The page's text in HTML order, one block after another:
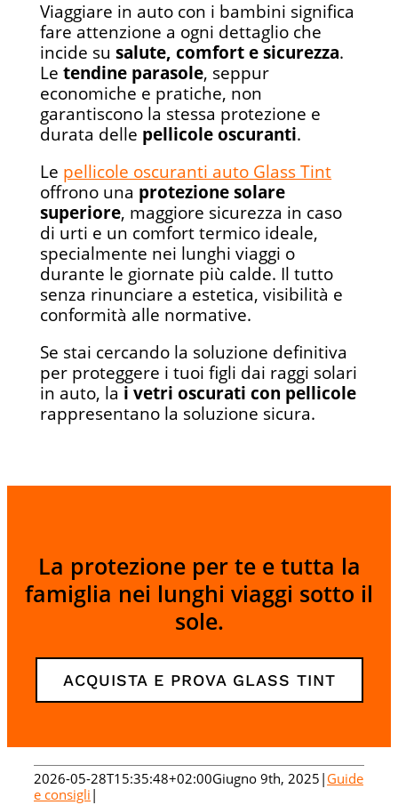
Viaggiare in auto con i bambini significa
fare attenzione a ogni dettaglio che
incide susalute, comfort e sicurezza.
Letendine parasole, seppur
economiche e pratiche, non
garantiscono la stessa protezione e
durata delle pellicole oscuranti.
Le pellicole oscuranti auto Glass Tint
offrono una protezione solare
superiore, maggiore sicurezza in caso
di urti e un comfort termico ideale,
specialmente nei lunghi viaggi o
durante le giornate più calde. Il tutto
senza rinunciare a estetica, visibilità e
conformità alle normative.
Se stai cercando la soluzione definitiva
per proteggere i tuoi figli dai raggi solari
in auto, la i vetri oscurati con pellicole
rappresentano la soluzione sicura.
La protezione per te e tutta la
famiglia nei lunghi viaggi sotto il
sole.
ACQUISTA E PROVA GLASS TINT
2026-05-28T15:35:48+02:00Giugno 9th, 2025 | Guide
e consigli |